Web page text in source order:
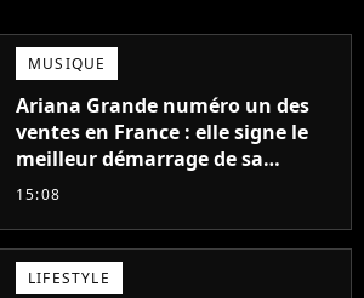
MUSIQUE
Ariana Grande numéro un des
ventes en France : elle signe le
meilleur démarrage de sa
carrière avec son album Petal
15:08
LIFESTYLE